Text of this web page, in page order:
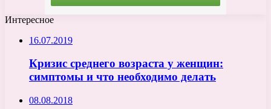
Интересное
16.07.2019
Кризис среднего возраста у женщин:
симптомы и что необходимо делать
08.08.2018